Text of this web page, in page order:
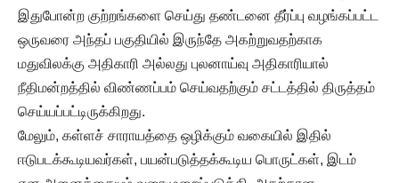
இதுபோன்ற குற்றங்களை செய்து தண்டனை தீர்ப்பு வழங்கப்பட்ட
ஒருவரை அந்தப் பகுதியில் இருந்தே அகற்றுவதற்காக
மதுவிலக்கு அதிகாரி அல்லது புலனாய்வு அதிகாரியால்
நீதிமன்றத்தில் விண்ணப்பம் செய்வதற்கும் சட்டத்தில் திருத்தம்
செய்யப்பட்டிருக்கிறது.
மேலும், கள்ளச் சாராயத்தை ஒழிக்கும் வகையில் இதில்
ஈடுபடக்கூடியவர்கள், பயன்படுத்தக்கூடிய பொருட்கள், இடம்